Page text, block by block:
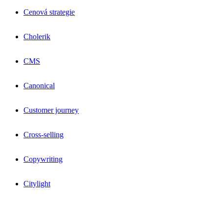
Cenová strategie
Cholerik
CMS
Canonical
Customer journey
Cross-selling
Copywriting
Citylight